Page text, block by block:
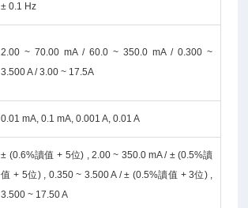
± 0.1 Hz
2.00 ~ 70.00 mA / 60.0 ~ 350.0 mA / 0.300 ~
3.500 A / 3.00 ~ 17.5A
0.01 mA, 0.1 mA, 0.001 A, 0.01 A
± (0.6%讀值 + 5位) , 2.00 ~ 350.0 mA / ± (0.5%讀
值 + 5位) , 0.350 ~ 3.500 A / ± (0.5%讀值 + 3位) ,
3.500 ~ 17.50 A